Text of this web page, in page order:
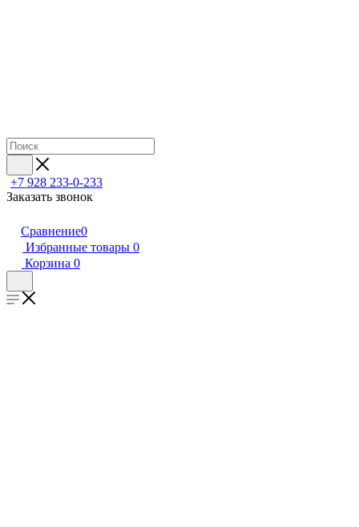
+7 928 233-0-233
Заказать звонок
Сравнение0
Избранные товары 0
Корзина 0